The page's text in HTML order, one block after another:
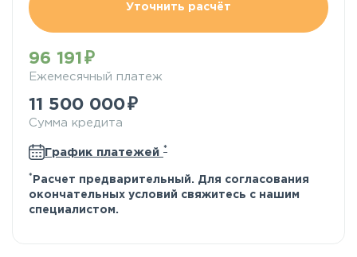
Уточнить расчёт
96 191
Ежемесячный платеж
11 500 000
Сумма кредита
График платежей *
* Расчет предварительный. Для согласования
окончательных условий свяжитесь с нашим
специалистом.